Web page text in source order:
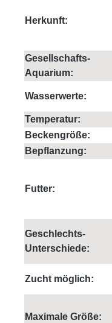
Herkunft:
Gesellschafts-
Aquarium:
Wasserwerte:
Temperatur:
Beckengröße:
Bepflanzung:
Futter:
Geschlechts-
Unterschiede:
Zucht möglich:
Maximale Größe: